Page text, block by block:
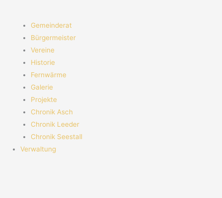
Gemeinderat
Bürgermeister
Vereine
Historie
Fernwärme
Galerie
Projekte
Chronik Asch
Chronik Leeder
Chronik Seestall
Verwaltung